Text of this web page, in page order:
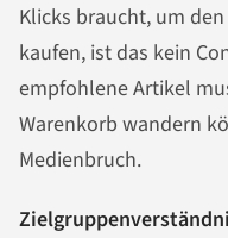
Klicks braucht, um
kaufen, ist das kein
empfohlene Artikel
Warenkorb wandern
Medienbruch.